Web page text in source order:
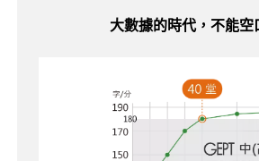
大數據的時代，不能空